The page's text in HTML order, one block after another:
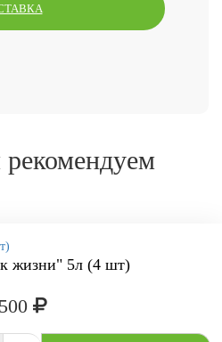
жизни" 5л (4 шт)
500